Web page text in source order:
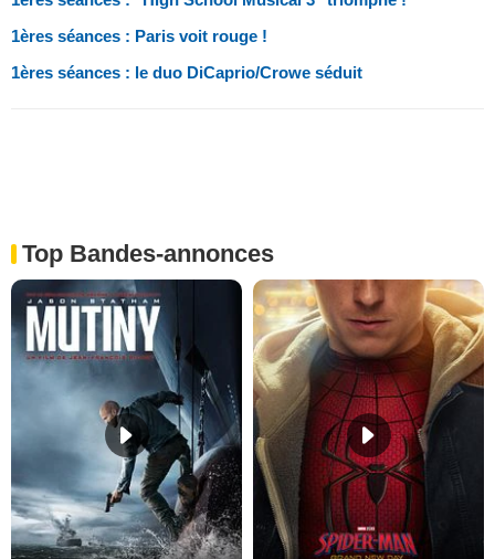
1ères séances : Paris voit rouge !
1ères séances : le duo DiCaprio/Crowe séduit
Top Bandes-annonces